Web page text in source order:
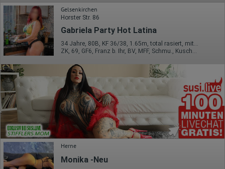
Gelsenkirchen
Horster Str. 86
Gabriela Party Hot Latina
34 Jahre, 80B, KF 36/38, 1.65m, total rasiert, mitteleuropäisch
ZK, 69, GF6, Franz b. Ihr, BV, MFF, Schmu., Kuscheln
Herne
Monika -Neu